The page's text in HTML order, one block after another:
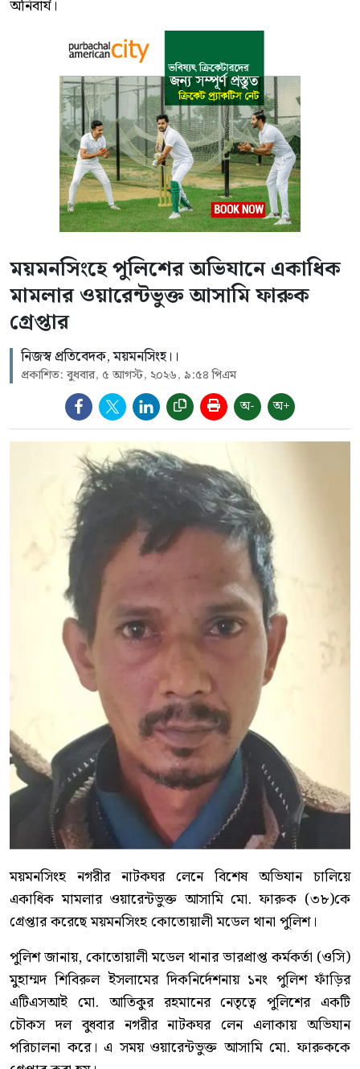
অনিবার্য।
ময়মনসিংহে পুলিশের অভিযানে একাধিক
মামলার ওয়ারেন্টভুক্ত আসামি ফারুক
গ্রেপ্তার
নিজস্ব প্রতিবেদক, ময়মনসিংহ।।
প্রকাশিত: বুধবার, ৫ আগস্ট, ২০২৬, ৯:৫৪ পিএম
অ- অ+
ময়মনসিংহ নগরীর নাটকঘর লেনে বিশেষ অভিযান চালিয়ে
একাধিক মামলার ওয়ারেন্টভুক্ত আসামি মো. ফারুক (৩৮)কে
গ্রেপ্তার করেছে ময়মনসিংহ কোতোয়ালী মডেল থানা পুলিশ।
পুলিশ জানায়, কোতোয়ালী মডেল থানার ভারপ্রাপ্ত কর্মকর্তা (ওসি)
মুহাম্মদ শিবিরুল ইসলামের দিকনির্দেশনায় ১নং পুলিশ ফাঁড়ির
এটিএসআই মো. আতিকুর রহমানের নেতৃত্বে পুলিশের একটি
চৌকস দল বুধবার নগরীর নাটকঘর লেন এলাকায় অভিযান
পরিচালনা করে। এ সময় ওয়ারেন্টভুক্ত আসামি মো. ফারুককে